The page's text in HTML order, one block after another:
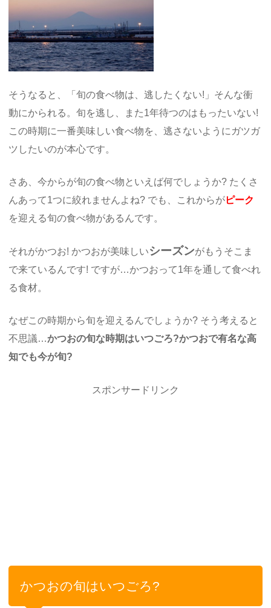
そうなると、「旬の食べ物は、逃したくない!」そんな衝
動にかられる。旬を逃し、また1年待つのはもったいない!
この時期に一番美味しい食べ物を、逃さないようにガツガ
ツしたいのが本心です。
さあ、今からが旬の食べ物といえば何でしょうか? たくさ
んあって1つに絞れませんよね? でも、これからがピーク
を迎える旬の食べ物があるんです。
それがかつお! かつおが美味しいシーズンがもうそこま
で来ているんです! ですが…かつおって1年を通して食べれ
る食材。
なぜこの時期から旬を迎えるんでしょうか? そう考えると
不思議…かつおの旬な時期はいつごろ?かつおで有名な高
知でも今が旬?
スポンサードリンク
かつおの旬はいつごろ?